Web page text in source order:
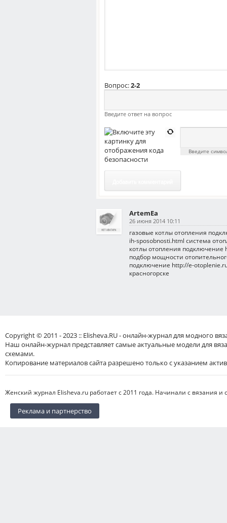
Вопрос:2-2
Введите ответ на вопрос
Введите
ArtemEa
26 июня 2014 10:11
газовые котлы отопления
ih-sposobnosti.html система
котлы отопления подключение
подбор мощности
подключение http://e-
красногорске
Copyright © 2011 - 2023 :: Elisheva.RU - онлайн-журнал для модного
Наш онлайн-журнал представляет самые актуальные модели для
схемами.
Копирование материалов сайта разрешено только с указанием
Женский журнал Elisheva.ru работает с 2011 года. Начинали с вязания
Реклама и партнерство